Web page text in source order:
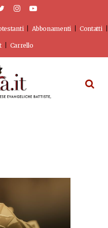
Abbonamenti Contatti
Carrello